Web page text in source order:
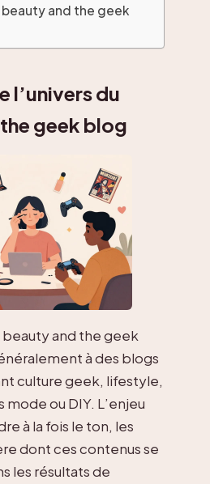
and the geek
l’univers du
geek blog
and the geek
à des blogs
culture geek, lifestyle,
ou DIY. L’enjeu
à la fois le ton, les
dont ces contenus se
les résultats de